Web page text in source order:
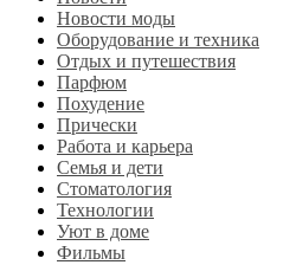
Новости моды
Оборудование и техника
Отдых и путешествия
Парфюм
Похудение
Прически
Работа и карьера
Семья и дети
Стоматология
Технологии
Уют в доме
Фильмы